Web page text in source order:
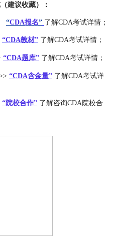
建议收藏）：
“CDA报名” 了解CDA考试详情；
“CDA教材” 了解CDA考试详情；
“CDA题库” 了解CDA考试详情；
“CDA含金量” 了解CDA考试详
“院校合作” 了解咨询CDA院校合